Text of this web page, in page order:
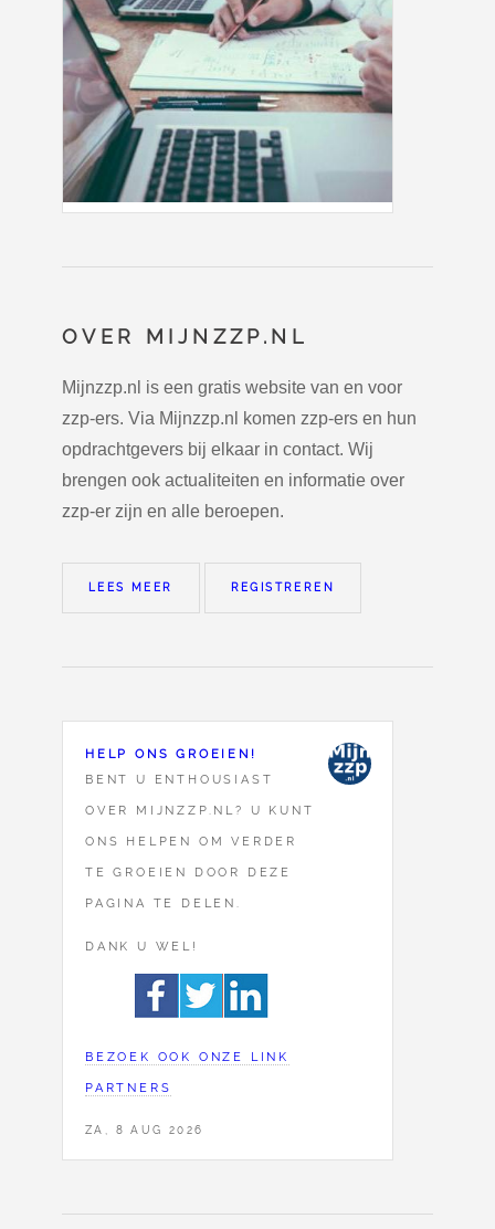
OVER MIJNZZP.NL
Mijnzzp.nl is een gratis website van en voor
zzp-ers. Via Mijnzzp.nl komen zzp-ers en hun
opdrachtgevers bij elkaar in contact. Wij
brengen ook actualiteiten en informatie over
zzp-er zijn en alle beroepen.
LEES MEER REGISTREREN
HELP ONS GROEIEN!
BENT U ENTHOUSIAST
OVER MIJNZZP.NL? U KUNT
ONS HELPEN OM VERDER
TE GROEIEN DOOR DEZE
PAGINA TE DELEN.
DANK U WEL!
BEZOEK OOK ONZE LINK
PARTNERS
ZA, 8 AUG 2026